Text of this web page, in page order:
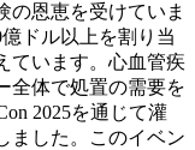
の恩恵を受けていま
ドル以上を割り当
ています。心血管疾
全体で処置の需要を
2025を通じて灌
ました。このイベン